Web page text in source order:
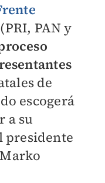
PAN y
de
escogerá
a su
presidente